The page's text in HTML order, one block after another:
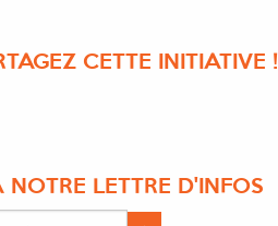
CETTE INITIATIVE !
LETTRE D'INFOS